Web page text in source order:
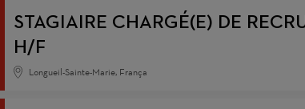
STAGIAIRE CHARGÉ(E) DE
H/F
Longueil-Sainte-Marie, França